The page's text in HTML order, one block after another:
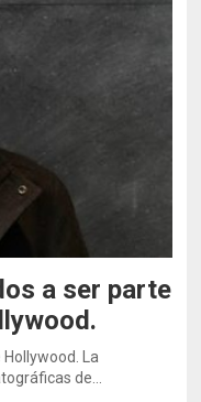
a ser parte
La
de…